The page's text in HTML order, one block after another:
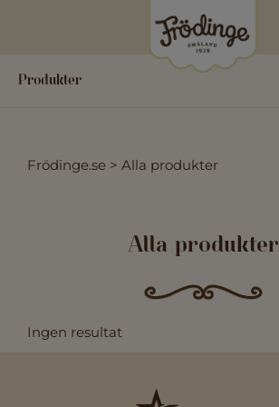
Produkter
Frödinge.se > Alla produkter
Alla produkter
Ingen resultat